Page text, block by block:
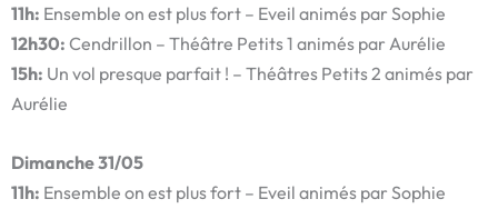
11h: Ensemble on est plus fort – Eveil animés par Sophie
12h30: Cendrillon – Théâtre Petits 1 animés par Aurélie
15h: Un vol presque parfait ! – Théâtres Petits 2 animés par
Aurélie
Dimanche 31/05
11h: Ensemble on est plus fort – Eveil animés par Sophie